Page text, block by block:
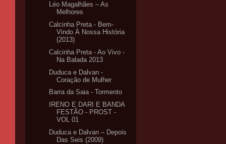
Léo Magalhães – As
Melhores
Calcinha Preta - Bem-
Vindo À Nossa História
(2013)
Calcinha Preta - Ao Vivo -
Na Balada 2013
Duduca e Dalvan -
Coração de Mulher
Barra da Saia - Tormento
IRENO E DARI E BANDA
FESTÃO - PROST -
VOL 01
Duduca e Dalvan – Depois
Das Seis (2009)